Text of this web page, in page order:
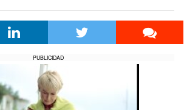
PUBLICIDAD